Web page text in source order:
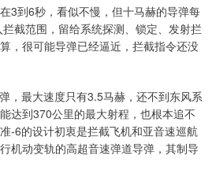
3到6秒，看似不慢，但十马赫的导弹每
截范围，留给系统探测、锁定、发射拦
，很可能导弹已经逼近，拦截指令还没
，最大速度只有3.5马赫，还不到东风系
达到370公里的最大射程，也根本追不
-6的设计初衷是拦截飞机和亚音速巡航
机动变轨的高超音速弹道导弹，其制导